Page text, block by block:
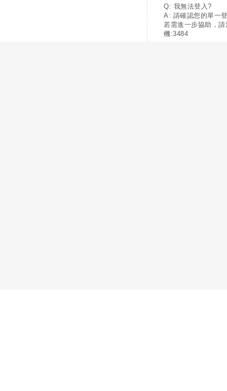
Q: 我無法登入?
A: 請確認您的單一
若需進一步協助，
機:3484